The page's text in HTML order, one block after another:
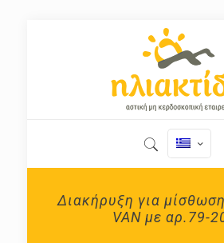
Διακήρυξη για
VAN με αρ.79-